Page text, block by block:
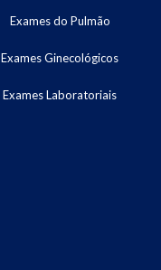
Exames do Pulmão
Exames Ginecológicos
Exames Laboratoriais